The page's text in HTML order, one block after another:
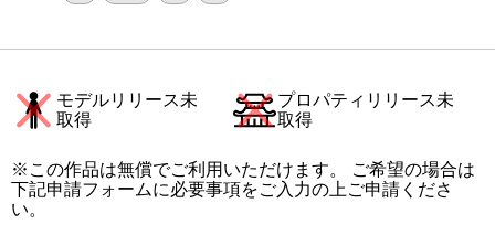
モデルリリース未
取得
プロパティリリース未
取得
※この作品は無償でご利用いただけます。 ご希望の場合は
下記申請フォームに必要事項をご入力の上ご申請くださ
い。